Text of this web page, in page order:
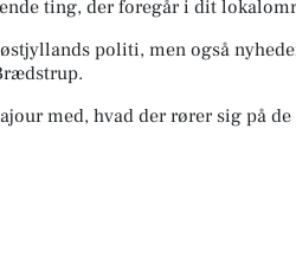
ting, der foregår i dit
politi, men også
med, hvad der rører sig på